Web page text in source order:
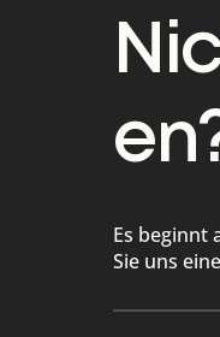
Es beginnt
Sie uns